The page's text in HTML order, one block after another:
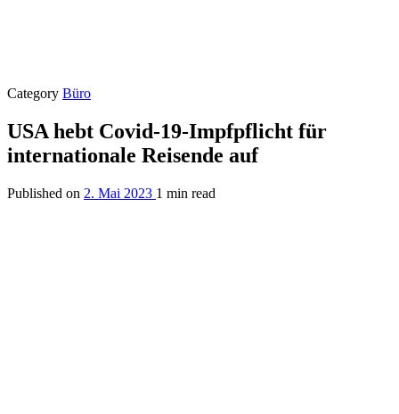
Category Büro
USA hebt Covid-19-Impfpflicht für
internationale Reisende auf
Published on 2. Mai 2023 1 min read